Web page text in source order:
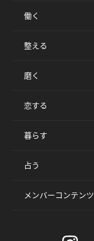
働く
整える
磨く
恋する
暮らす
占う
メンバーコンテンツ